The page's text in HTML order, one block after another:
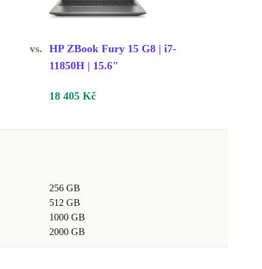
vs. HP ZBook Fury 15 G8 | i7-
11850H | 15.6"
18 405 Kč
256 GB
512 GB
1000 GB
2000 GB